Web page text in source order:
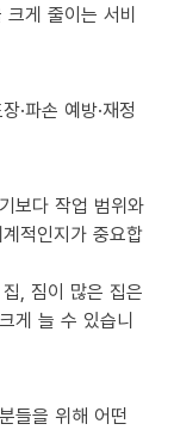
크게 줄이는 서비
·파손 예방·재정
보다 작업 범위와
적인지가 중요합
, 짐이 많은 집은
게 늘 수 있습니
들을 위해 어떤